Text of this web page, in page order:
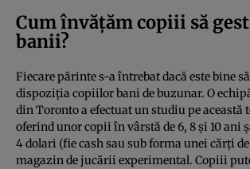
Cum învăţăm copiii să
banii?
Fiecare părinte s-a întrebat dacă este bine
dispoziţia copiilor bani de buzunar. O
din Toronto a efectuat un studiu pe această
oferind unor copii în vârstă de 6, 8 şi 10 ani
4 dolari (fie cash sau sub forma unei cărţi
magazin de jucării experimental. Copiii